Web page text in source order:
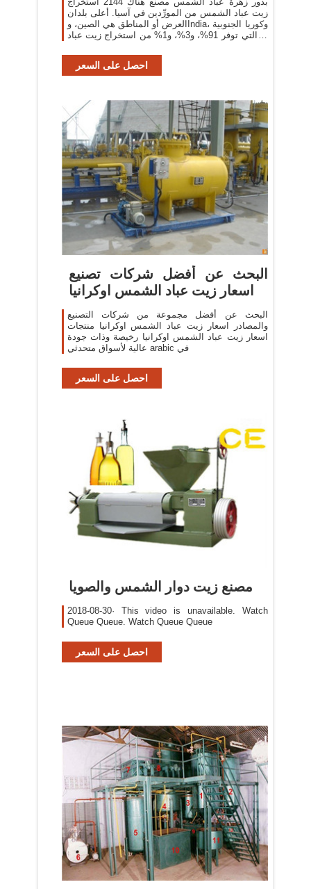
زيت عباد الشمس من المورِّدين في آسيا. أعلى بلدان
العرض أو المناطق هي الصين، وIndia، وكوريا الجنوبية
، والتي توفر 91%، و3%، و1% من استخراج زيت عباد
احصل على السعر
البحث عن أفضل شركات تصنيع
اسعار زيت عباد الشمس اوكرانيا
البحث عن أفضل مجموعة من شركات التصنيع
والمصادر اسعار زيت عباد الشمس اوكرانيا منتجات
اسعار زيت عباد الشمس اوكرانيا رخيصة وذات جودة
عالية لأسواق متحدثي arabic في
احصل على السعر
‫مصنع زيت دوار الشمس والصويا
2018-08-30· This video is unavailable. Watch
Queue Queue. Watch Queue Queue
احصل على السعر